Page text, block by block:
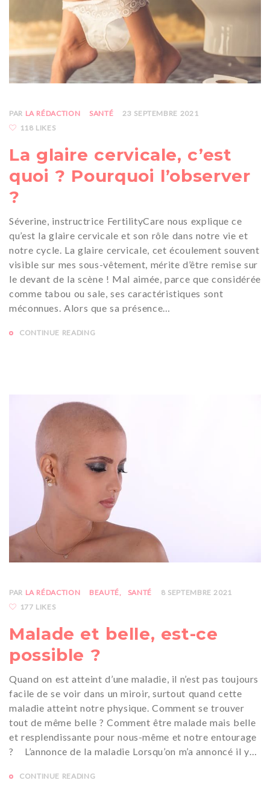
PAR LA RÉDACTION SANTÉ
23 SEPTEMBRE 2021
118 LIKES
La glaire cervicale, c’est
quoi ? Pourquoi l’observer
?
Séverine, instructrice FertilityCare nous explique ce
qu’est la glaire cervicale et son rôle dans notre vie et
notre cycle. La glaire cervicale, cet écoulement souvent
visible sur mes sous-vêtement, mérite d’être remise sur
le devant de la scène ! Mal aimée, parce que considérée
comme tabou ou sale, ses caractéristiques sont
méconnues. Alors que sa présence…
CONTINUE READING
PAR LA RÉDACTION BEAUTÉ SANTÉ
8 SEPTEMBRE 2021
177 LIKES
Malade et belle, est-ce
possible ?
Quand on est atteint d’une maladie, il n’est pas toujours
facile de se voir dans un miroir, surtout quand cette
maladie atteint notre physique. Comment se trouver
tout de même belle ? Comment être malade mais belle
et resplendissante pour nous-même et notre entourage
? L’annonce de la maladie Lorsqu’on m’a annoncé il y…
CONTINUE READING